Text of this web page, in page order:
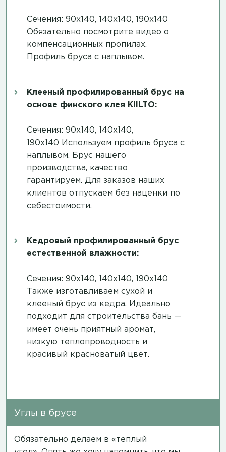
Сечения: 90х140, 140х140, 190х140
Обязательно посмотрите видео о
компенсационных пропилах.
Профиль бруса с наплывом.
Клееный профилированный брус на
основе финского клея KIILTO:
Сечения: 90х140, 140х140,
190х140 Используем профиль бруса с
наплывом. Брус нашего
производства, качество
гарантируем. Для заказов наших
клиентов отпускаем без наценки по
себестоимости.
Кедровый профилированный брус
естественной влажности:
Сечения: 90х140, 140х140, 190х140
Также изготавливаем сухой и
клееный брус из кедра. Идеально
подходит для строительства бань —
имеет очень приятный аромат,
низкую теплопроводность и
красивый красноватый цвет.
Углы в брусе
Обязательно делаем в «теплый